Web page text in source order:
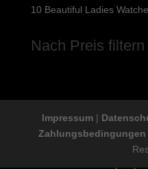
10 Beautiful Ladies
Nach Preis filtern
Impressum|
Zahlungsbedingungen